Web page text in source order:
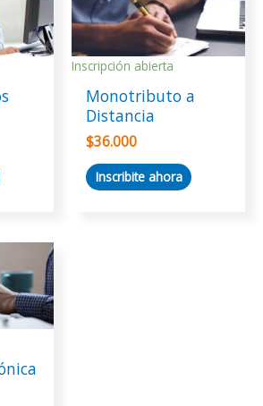
Inscripción abierta
Monotributo a
Distancia
$36.000
Inscribite ahora